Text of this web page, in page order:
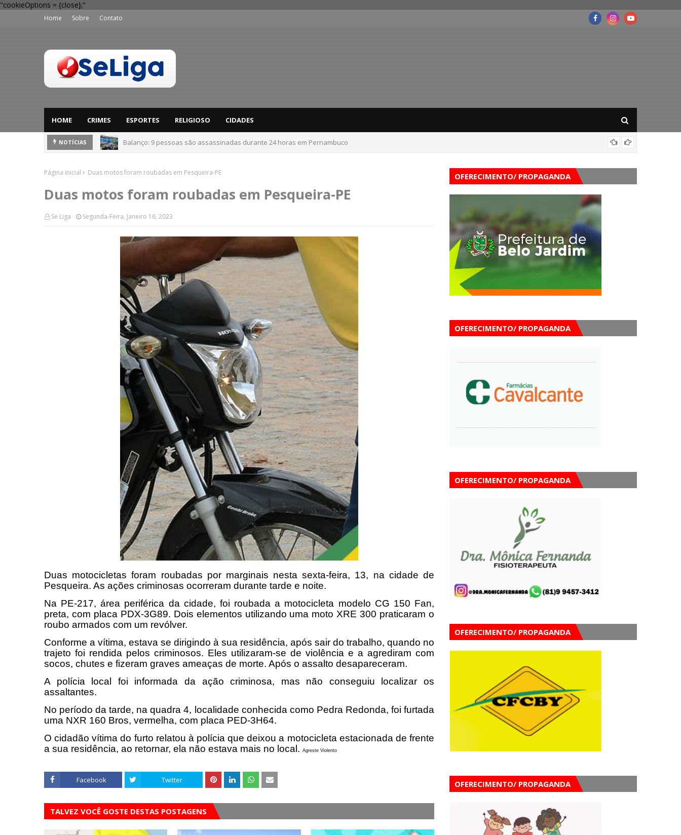
"cookieOptions = {close};"
Home Sobre Contato
HOME CRIMES ESPORTES RELIGIOSO CIDADES
NOTÍCIAS 'Perigo potencial': 58 municípios do interior de PE recebem novo alerta amarelo de vendaval
Página inicial Duas motos foram roubadas em Pesqueira-PE
Duas motos foram roubadas em Pesqueira-PE
Se Liga Segunda-Feira, Janeiro 16, 2023
Duas motocicletas foram roubadas por marginais nesta sexta-feira, 13, na cidade de
Pesqueira. As ações criminosas ocorreram durante tarde e noite.
Na PE-217, área periférica da cidade, foi roubada a motocicleta modelo CG 150 Fan,
preta, com placa PDX-3G89. Dois elementos utilizando uma moto XRE 300 praticaram o
roubo armados com um revólver.
Conforme a vítima, estava se dirigindo à sua residência, após sair do trabalho, quando no
trajeto foi rendida pelos criminosos. Eles utilizaram-se de violência e a agrediram com
socos, chutes e fizeram graves ameaças de morte. Após o assalto desapareceram.
A polícia local foi informada da ação criminosa, mas não conseguiu localizar os
assaltantes.
No período da tarde, na quadra 4, localidade conhecida como Pedra Redonda, foi furtada
uma NXR 160 Bros, vermelha, com placa PED-3H64.
O cidadão vítima do furto relatou à polícia que deixou a motocicleta estacionada de frente
a sua residência, ao retornar, ela não estava mais no local. Agreste Violento
Facebook Twitter
TALVEZ VOCÊ GOSTE DESTAS POSTAGENS
OFERECIMENTO/ PROPAGANDA
OFERECIMENTO/ PROPAGANDA
OFERECIMENTO/ PROPAGANDA
OFERECIMENTO/ PROPAGANDA
OFERECIMENTO/ PROPAGANDA